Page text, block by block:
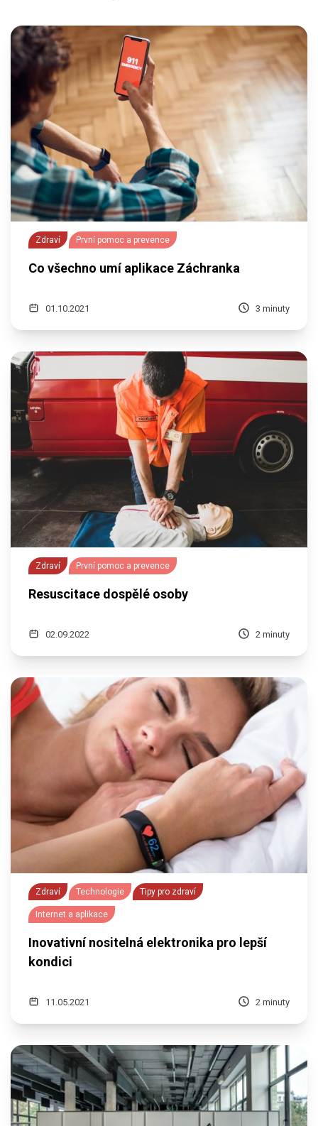
Zdraví První pomoc a prevence
Co všechno umí aplikace Záchranka
01.10.2021 3 minuty
Zdraví První pomoc a prevence
Resuscitace dospělé osoby
02.09.2022 2 minuty
Zdraví Technologie Tipy pro zdraví
Internet a aplikace
Inovativní nositelná elektronika pro lepší
kondici
11.05.2021 2 minuty